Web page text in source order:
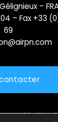
–
– Fax +33
69
Mentions